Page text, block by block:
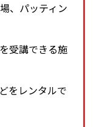
、パッティン
受講できる施
をレンタルで